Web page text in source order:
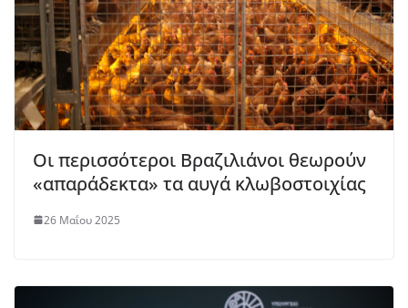
Οι περισσότεροι Βραζιλιάνοι θεωρούν
«απαράδεκτα» τα αυγά κλωβοστοιχίας
26 Μαΐου 2025